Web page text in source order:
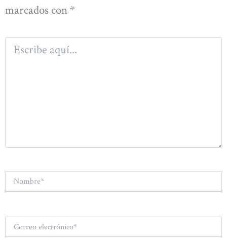
marcados con *
aquí...
electrónico*